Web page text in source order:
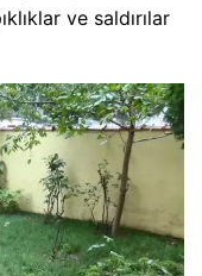
ve saldırılar